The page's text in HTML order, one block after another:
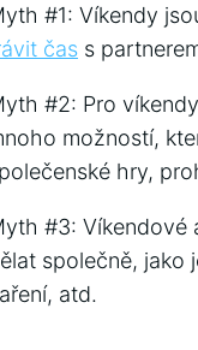
#1: Víkendy
čas s
#2: Pro
možností,
hry,
#3: Víkendové
společně, jako
atd.